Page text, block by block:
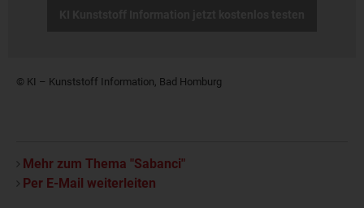
© KI – Kunststoff Information, Bad Homburg
Mehr zum Thema "Sabanci"
Per E-Mail weiterleiten